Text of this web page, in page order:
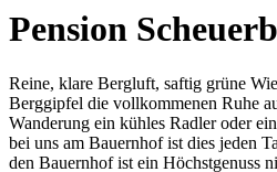
Pension
Reine, klare Bergluft, saftig grüne
Berggipfel die vollkommenen Ruhe
Wanderung ein kühles Radler oder
bei uns am Bauernhof ist dies jeden
den Bauernhof ist ein Höchstgenuss